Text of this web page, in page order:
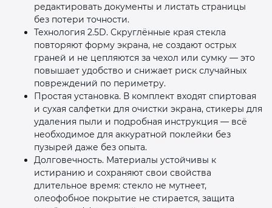
редактировать документы и листать страницы
без потери точности.
Технология 2.5D. Скруглённые края стекла
повторяют форму экрана, не создают острых
граней и не цепляются за чехол или сумку — это
повышает удобство и снижает риск случайных
повреждений по периметру.
Простая установка. В комплект входят спиртовая
и сухая салфетки для очистки экрана, стикеры для
удаления пыли и подробная инструкция — всё
необходимое для аккуратной поклейки без
пузырей даже без опыта.
Долговечность. Материалы устойчивы к
истиранию и сохраняют свои свойства
длительное время: стекло не мутнеет,
олеофобное покрытие не стирается, защита